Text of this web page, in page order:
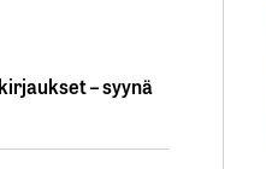
– syynä